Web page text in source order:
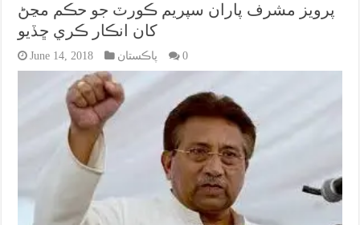
پرويز مشرف پاران سپريم ڪورٽ جو حڪم مڃڻ
کان انڪار ڪري ڇڏيو
June 14, 2018 پاڪستان 0